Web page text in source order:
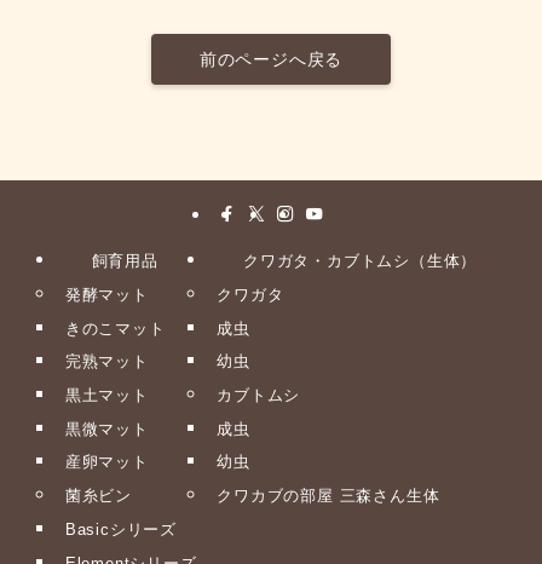
前のページへ戻る
飼育用品
発酵マット
きのこマット
完熟マット
黒土マット
黒微マット
産卵マット
菌糸ビン
Basicシリーズ
クワガタ・カブトムシ（生体）
クワガタ
成虫
幼虫
カブトムシ
成虫
幼虫
クワカブの部屋 三森さん生体